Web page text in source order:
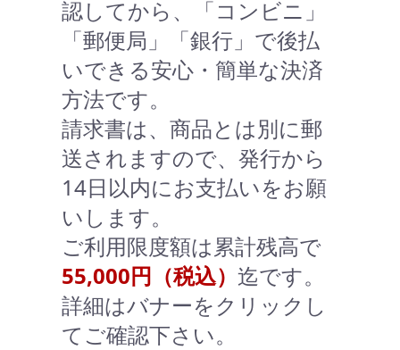
認してから、「コンビニ」
「郵便局」「銀行」で後払
いできる安心・簡単な決済
方法です。
請求書は、商品とは別に郵
送されますので、発行から
14日以内にお支払いをお願
いします。
ご利用限度額は累計残高で
55,000円（税込） 迄です。
詳細はバナーをクリックし
てご確認下さい。